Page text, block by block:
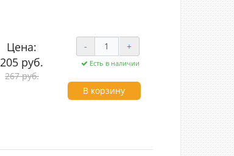
Цена:
205 руб.
267 руб.
- +
Есть в наличии
В корзину